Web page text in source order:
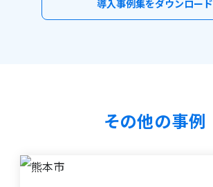
導入事例集をダウンロード
その他の事例